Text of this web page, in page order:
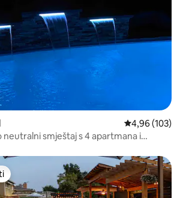
Prosječna
4,96 (103)
neutralni smještaj s 4 apartmana i
s oznakom „Odabrali gosti”